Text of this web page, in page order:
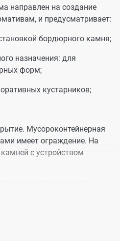
направлен на создание
и предусматривает:
бордюрного камня;
назначения: для
форм;
кустарников;
Мусороконтейнерная
имеет ограждение. На
с устройством
входных дверей без